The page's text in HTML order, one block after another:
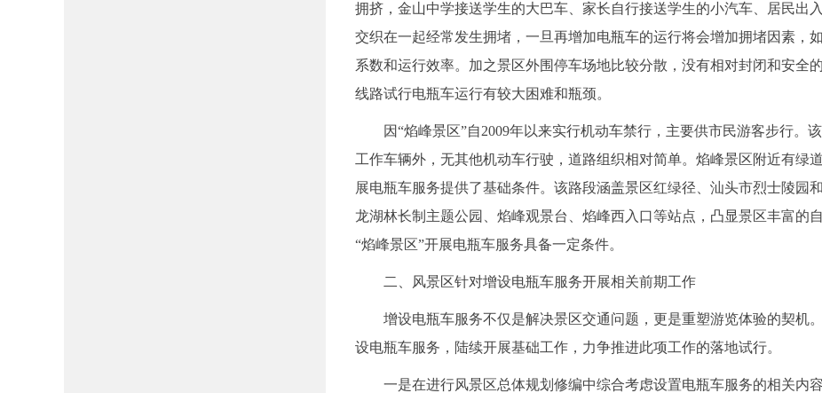
拥挤，金山中学接送学生的大巴车、家长自行接送学生的小汽车、居民出
交织在一起经常发生拥堵，一旦再增加电瓶车的运行将会增加拥堵因素，
系数和运行效率。加之景区外围停车场地比较分散，没有相对封闭和安全
线路试行电瓶车运行有较大困难和瓶颈。
因“焰峰景区”自2009年以来实行机动车禁行，主要供市民游客步行。
工作车辆外，无其他机动车行驶，道路组织相对简单。焰峰景区附近有绿
展电瓶车服务提供了基础条件。该路段涵盖景区红绿径、汕头市烈士陵园
龙湖林长制主题公园、焰峰观景台、焰峰西入口等站点，凸显景区丰富的
“焰峰景区”开展电瓶车服务具备一定条件。
二、风景区针对增设电瓶车服务开展相关前期工作
增设电瓶车服务不仅是解决景区交通问题，更是重塑游览体验的契机
设电瓶车服务，陆续开展基础工作，力争推进此项工作的落地试行。
一是在进行风景区总体规划修编中综合考虑设置电瓶车服务的相关内